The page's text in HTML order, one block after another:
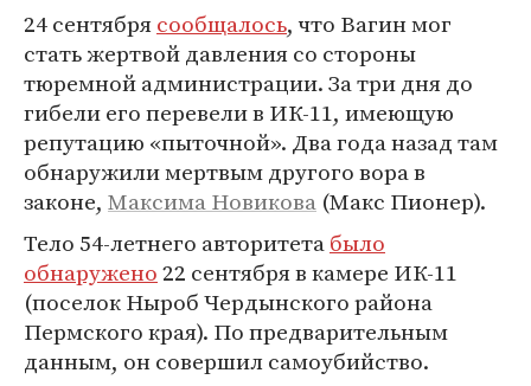
24 сентябрясообщалось, что Вагин мог
стать жертвой давления со стороны
тюремной администрации. За три дня до
гибели его перевели в ИК-11, имеющую
репутацию «пыточной». Два года назад там
обнаружили мертвым другого вора в
законе, Максима Новикова (Макс Пионер).
Тело 54-летнего авторитетабыло
обнаружено22 сентября в камере ИК-11
(поселок Ныроб Чердынского района
Пермского края). По предварительным
данным, он совершил самоубийство.